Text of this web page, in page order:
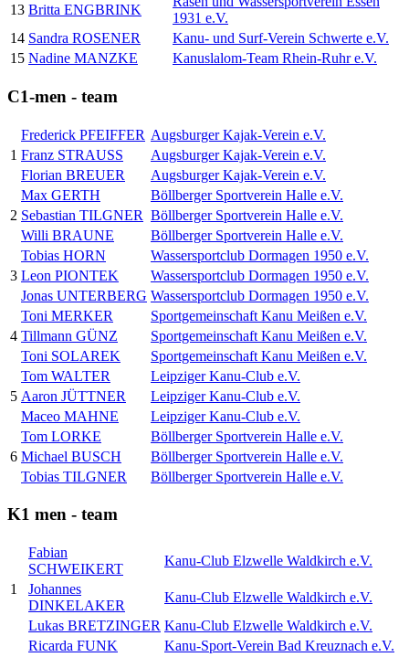
13 Britta ENGBRINK
1931 e.V.
14 Sandra ROSENER
Kanu- und Surf-Verein Schwerte e.V.
15 Nadine MANZKE Kanuslalom-Team Rhein-Ruhr e.V.
C1-men - team
1
Frederick PFEIFFER Augsburger Kajak-Verein e.V.
Franz STRAUSS
Augsburger Kajak-Verein e.V.
Florian BREUER
Augsburger Kajak-Verein e.V.
2
Max GERTH
Böllberger Sportverein Halle e.V.
Sebastian TILGNER Böllberger Sportverein Halle e.V.
Willi BRAUNE
Böllberger Sportverein Halle e.V.
3
Tobias HORN
Wassersportclub Dormagen 1950 e.V.
Leon PIONTEK
Wassersportclub Dormagen 1950 e.V.
Jonas UNTERBERG Wassersportclub Dormagen 1950 e.V.
4
Toni MERKER
Sportgemeinschaft Kanu Meißen e.V.
Tillmann GÜNZ
Sportgemeinschaft Kanu Meißen e.V.
Toni SOLAREK
Sportgemeinschaft Kanu Meißen e.V.
5
Tom WALTER
Leipziger Kanu-Club e.V.
Aaron JÜTTNER
Leipziger Kanu-Club e.V.
Maceo MAHNE
Leipziger Kanu-Club e.V.
6
Tom LORKE
Böllberger Sportverein Halle e.V.
Michael BUSCH
Böllberger Sportverein Halle e.V.
Tobias TILGNER
Böllberger Sportverein Halle e.V.
K1 men - team
1
Fabian
SCHWEIKERT
Kanu-Club Elzwelle Waldkirch e.V.
Johannes
DINKELAKER
Kanu-Club Elzwelle Waldkirch e.V.
Lukas BRETZINGER Kanu-Club Elzwelle Waldkirch e.V.
Ricarda FUNK
Kanu-Sport-Verein Bad Kreuznach e.V.